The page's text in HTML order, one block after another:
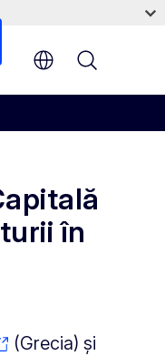
în
(Grecia) și